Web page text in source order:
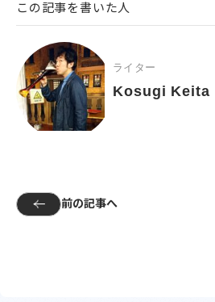
この記事を書いた人
Kosugi Keita
ライター
前の記事へ